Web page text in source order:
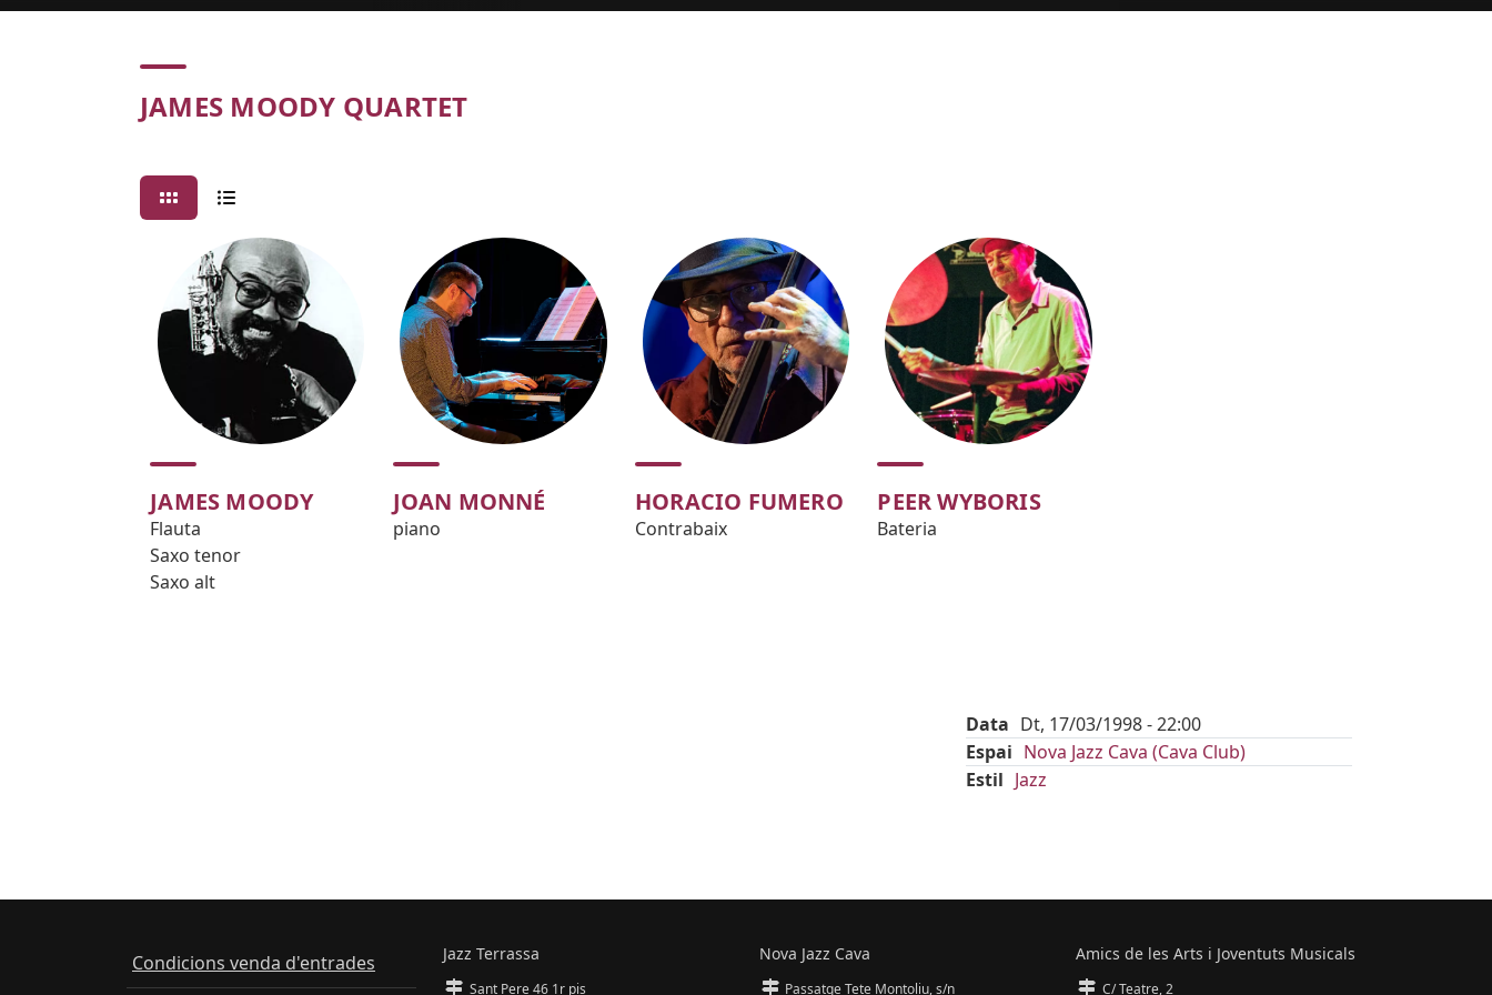
Concert
JAMES MOODY QUARTET
JAMES MOODY
Flauta
Saxo tenor
Saxo alt
JOAN MONNÉ
piano
HORACIO FUMERO
Contrabaix
PEER WYBORIS
Bateria
Data Dt, 17/03/1998 - 22:00
Espai Nova Jazz Cava (Cava Club)
Estil Jazz
Condicions venda d'entrades Jazz Terrassa
Sant Pere 46 1r pis
Nova Jazz Cava
Passatge Tete Montoliu, s/n
Amics de les Arts i Joventuts Musicals
C/ Teatre, 2